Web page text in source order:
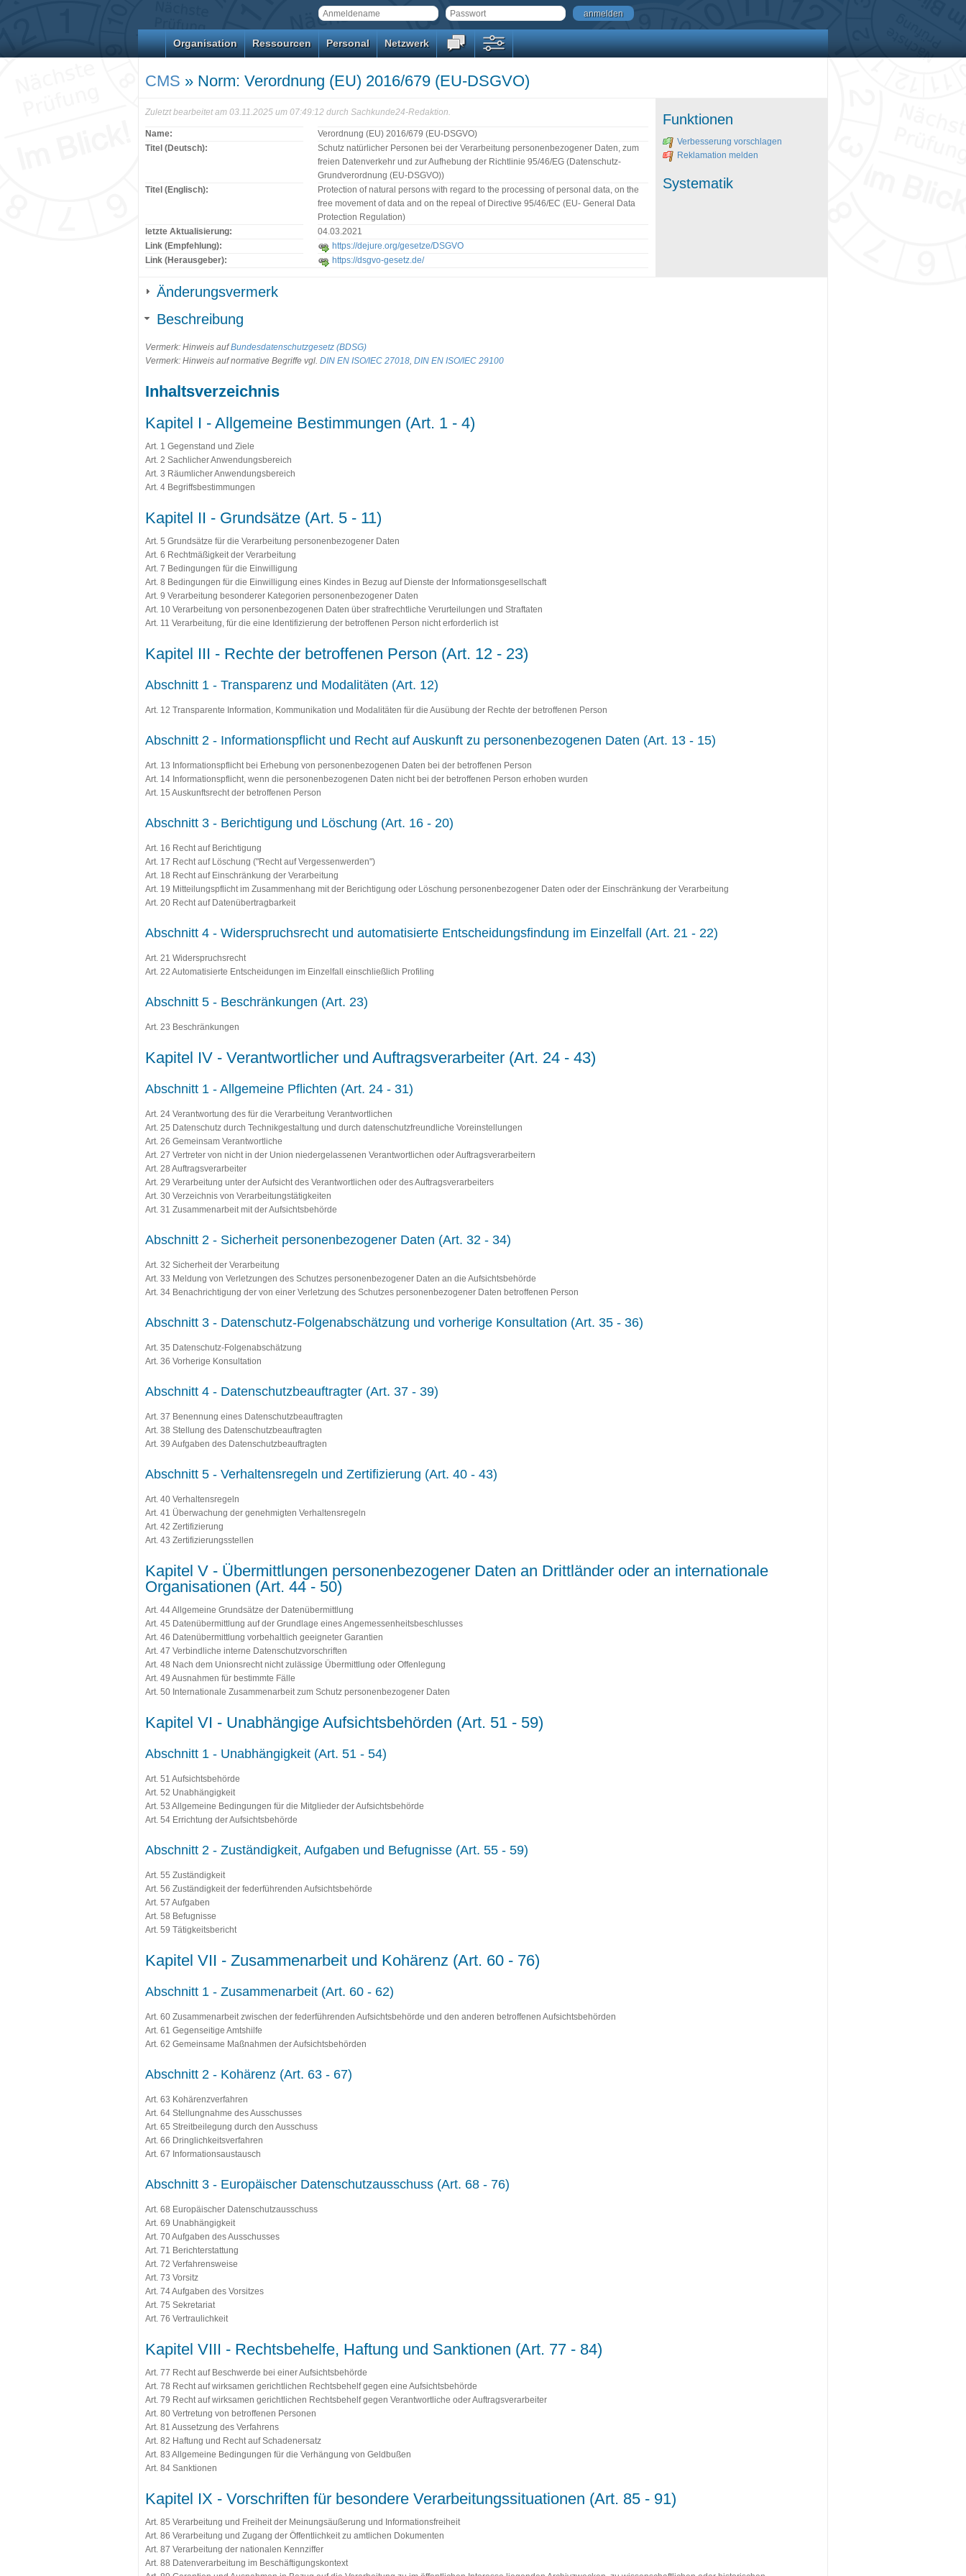
anmelden
Organisation Ressourcen Personal Netzwerk
CMS » Norm: Verordnung (EU) 2016/679 (EU-DSGVO)
Zuletzt bearbeitet am 03.11.2025 um 07:49:12 durch Sachkunde24-Redaktion.
Name:
Verordnung (EU) 2016/679 (EU-DSGVO)
Titel (Deutsch):
Schutz natürlicher Personen bei der Verarbeitung personenbezogener Daten, zum
freien Datenverkehr und zur Aufhebung der Richtlinie 95/46/EG (Datenschutz-
Grundverordnung (EU-DSGVO))
Titel (Englisch):
Protection of natural persons with regard to the processing of personal data, on the
free movement of data and on the repeal of Directive 95/46/EC (EU- General Data
Protection Regulation)
letzte Aktualisierung:
04.03.2021
Link (Empfehlung):
https://dejure.org/gesetze/DSGVO
Link (Herausgeber):
https://dsgvo-gesetz.de/
Funktionen
Verbesserung vorschlagen
Reklamation melden
Systematik
Änderungsvermerk
Beschreibung
Vermerk: Hinweis aufBundesdatenschutzgesetz (BDSG)
Vermerk: Hinweis auf normative Begriffe vgl. DIN EN ISO/IEC 27018, DIN EN ISO/IEC 29100
Inhaltsverzeichnis
Kapitel I - Allgemeine Bestimmungen (Art. 1 - 4)
Art. 1 Gegenstand und Ziele
Art. 2 Sachlicher Anwendungsbereich
Art. 3 Räumlicher Anwendungsbereich
Art. 4 Begriffsbestimmungen
Kapitel II - Grundsätze (Art. 5 - 11)
Art. 5 Grundsätze für die Verarbeitung personenbezogener Daten
Art. 6 Rechtmäßigkeit der Verarbeitung
Art. 7 Bedingungen für die Einwilligung
Art. 8 Bedingungen für die Einwilligung eines Kindes in Bezug auf Dienste der Informationsgesellschaft
Art. 9 Verarbeitung besonderer Kategorien personenbezogener Daten
Art. 10 Verarbeitung von personenbezogenen Daten über strafrechtliche Verurteilungen und Straftaten
Art. 11 Verarbeitung, für die eine Identifizierung der betroffenen Person nicht erforderlich ist
Kapitel III - Rechte der betroffenen Person (Art. 12 - 23)
Abschnitt 1 - Transparenz und Modalitäten (Art. 12)
Art. 12 Transparente Information, Kommunikation und Modalitäten für die Ausübung der Rechte der betroffenen Person
Abschnitt 2 - Informationspflicht und Recht auf Auskunft zu personenbezogenen Daten (Art. 13 - 15)
Art. 13 Informationspflicht bei Erhebung von personenbezogenen Daten bei der betroffenen Person
Art. 14 Informationspflicht, wenn die personenbezogenen Daten nicht bei der betroffenen Person erhoben wurden
Art. 15 Auskunftsrecht der betroffenen Person
Abschnitt 3 - Berichtigung und Löschung (Art. 16 - 20)
Art. 16 Recht auf Berichtigung
Art. 17 Recht auf Löschung ("Recht auf Vergessenwerden")
Art. 18 Recht auf Einschränkung der Verarbeitung
Art. 19 Mitteilungspflicht im Zusammenhang mit der Berichtigung oder Löschung personenbezogener Daten oder der Einschränkung der Verarbeitung
Art. 20 Recht auf Datenübertragbarkeit
Abschnitt 4 - Widerspruchsrecht und automatisierte Entscheidungsfindung im Einzelfall (Art. 21 - 22)
Art. 21 Widerspruchsrecht
Art. 22 Automatisierte Entscheidungen im Einzelfall einschließlich Profiling
Abschnitt 5 - Beschränkungen (Art. 23)
Art. 23 Beschränkungen
Kapitel IV - Verantwortlicher und Auftragsverarbeiter (Art. 24 - 43)
Abschnitt 1 - Allgemeine Pflichten (Art. 24 - 31)
Art. 24 Verantwortung des für die Verarbeitung Verantwortlichen
Art. 25 Datenschutz durch Technikgestaltung und durch datenschutzfreundliche Voreinstellungen
Art. 26 Gemeinsam Verantwortliche
Art. 27 Vertreter von nicht in der Union niedergelassenen Verantwortlichen oder Auftragsverarbeitern
Art. 28 Auftragsverarbeiter
Art. 29 Verarbeitung unter der Aufsicht des Verantwortlichen oder des Auftragsverarbeiters
Art. 30 Verzeichnis von Verarbeitungstätigkeiten
Art. 31 Zusammenarbeit mit der Aufsichtsbehörde
Abschnitt 2 - Sicherheit personenbezogener Daten (Art. 32 - 34)
Art. 32 Sicherheit der Verarbeitung
Art. 33 Meldung von Verletzungen des Schutzes personenbezogener Daten an die Aufsichtsbehörde
Art. 34 Benachrichtigung der von einer Verletzung des Schutzes personenbezogener Daten betroffenen Person
Abschnitt 3 - Datenschutz-Folgenabschätzung und vorherige Konsultation (Art. 35 - 36)
Art. 35 Datenschutz-Folgenabschätzung
Art. 36 Vorherige Konsultation
Abschnitt 4 - Datenschutzbeauftragter (Art. 37 - 39)
Art. 37 Benennung eines Datenschutzbeauftragten
Art. 38 Stellung des Datenschutzbeauftragten
Art. 39 Aufgaben des Datenschutzbeauftragten
Abschnitt 5 - Verhaltensregeln und Zertifizierung (Art. 40 - 43)
Art. 40 Verhaltensregeln
Art. 41 Überwachung der genehmigten Verhaltensregeln
Art. 42 Zertifizierung
Art. 43 Zertifizierungsstellen
Kapitel V - Übermittlungen personenbezogener Daten an Drittländer oder an internationale
Organisationen (Art. 44 - 50)
Art. 44 Allgemeine Grundsätze der Datenübermittlung
Art. 45 Datenübermittlung auf der Grundlage eines Angemessenheitsbeschlusses
Art. 46 Datenübermittlung vorbehaltlich geeigneter Garantien
Art. 47 Verbindliche interne Datenschutzvorschriften
Art. 48 Nach dem Unionsrecht nicht zulässige Übermittlung oder Offenlegung
Art. 49 Ausnahmen für bestimmte Fälle
Art. 50 Internationale Zusammenarbeit zum Schutz personenbezogener Daten
Kapitel VI - Unabhängige Aufsichtsbehörden (Art. 51 - 59)
Abschnitt 1 - Unabhängigkeit (Art. 51 - 54)
Art. 51 Aufsichtsbehörde
Art. 52 Unabhängigkeit
Art. 53 Allgemeine Bedingungen für die Mitglieder der Aufsichtsbehörde
Art. 54 Errichtung der Aufsichtsbehörde
Abschnitt 2 - Zuständigkeit, Aufgaben und Befugnisse (Art. 55 - 59)
Art. 55 Zuständigkeit
Art. 56 Zuständigkeit der federführenden Aufsichtsbehörde
Art. 57 Aufgaben
Art. 58 Befugnisse
Art. 59 Tätigkeitsbericht
Kapitel VII - Zusammenarbeit und Kohärenz (Art. 60 - 76)
Abschnitt 1 - Zusammenarbeit (Art. 60 - 62)
Art. 60 Zusammenarbeit zwischen der federführenden Aufsichtsbehörde und den anderen betroffenen Aufsichtsbehörden
Art. 61 Gegenseitige Amtshilfe
Art. 62 Gemeinsame Maßnahmen der Aufsichtsbehörden
Abschnitt 2 - Kohärenz (Art. 63 - 67)
Art. 63 Kohärenzverfahren
Art. 64 Stellungnahme des Ausschusses
Art. 65 Streitbeilegung durch den Ausschuss
Art. 66 Dringlichkeitsverfahren
Art. 67 Informationsaustausch
Abschnitt 3 - Europäischer Datenschutzausschuss (Art. 68 - 76)
Art. 68 Europäischer Datenschutzausschuss
Art. 69 Unabhängigkeit
Art. 70 Aufgaben des Ausschusses
Art. 71 Berichterstattung
Art. 72 Verfahrensweise
Art. 73 Vorsitz
Art. 74 Aufgaben des Vorsitzes
Art. 75 Sekretariat
Art. 76 Vertraulichkeit
Kapitel VIII - Rechtsbehelfe, Haftung und Sanktionen (Art. 77 - 84)
Art. 77 Recht auf Beschwerde bei einer Aufsichtsbehörde
Art. 78 Recht auf wirksamen gerichtlichen Rechtsbehelf gegen eine Aufsichtsbehörde
Art. 79 Recht auf wirksamen gerichtlichen Rechtsbehelf gegen Verantwortliche oder Auftragsverarbeiter
Art. 80 Vertretung von betroffenen Personen
Art. 81 Aussetzung des Verfahrens
Art. 82 Haftung und Recht auf Schadenersatz
Art. 83 Allgemeine Bedingungen für die Verhängung von Geldbußen
Art. 84 Sanktionen
Kapitel IX - Vorschriften für besondere Verarbeitungssituationen (Art. 85 - 91)
Art. 85 Verarbeitung und Freiheit der Meinungsäußerung und Informationsfreiheit
Art. 86 Verarbeitung und Zugang der Öffentlichkeit zu amtlichen Dokumenten
Art. 87 Verarbeitung der nationalen Kennziffer
Art. 88 Datenverarbeitung im Beschäftigungskontext